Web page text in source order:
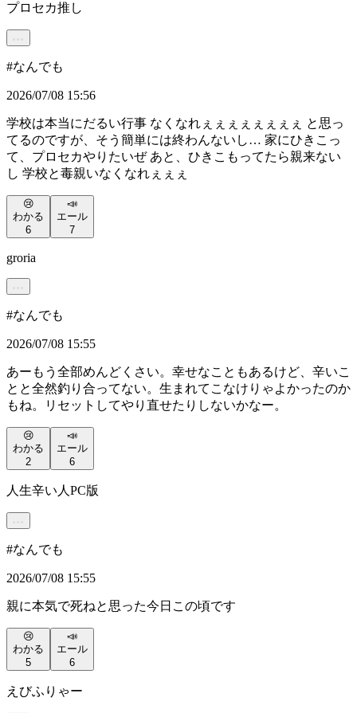
プロセカ推し
#なんでも
2026/07/08 15:56
学校は本当にだるい行事 なくなれぇぇぇぇぇぇぇぇ と思っ
てるのですが、そう簡単には終わんないし… 家にひきこっ
て、プロセカやりたいぜ あと、ひきこもってたら親来ない
し 学校と毒親いなくなれぇぇぇ
😢
わかる
6
📣
エール
7
groria
#なんでも
2026/07/08 15:55
あーもう全部めんどくさい。幸せなこともあるけど、辛いこ
とと全然釣り合ってない。生まれてこなけりゃよかったのか
もね。リセットしてやり直せたりしないかなー。
😢
わかる
2
📣
エール
6
人生辛い人PC版
#なんでも
2026/07/08 15:55
親に本気で死ねと思った今日この頃です
😢
わかる
5
📣
エール
6
えびふりゃー